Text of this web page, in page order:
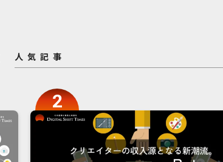
人気記事